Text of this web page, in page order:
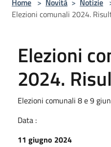
Home > Novità > Notizie
Elezioni comunali 2024.
Elezioni
2024.
Elezioni comunali 8 e 9
Data :
11 giugno 2024